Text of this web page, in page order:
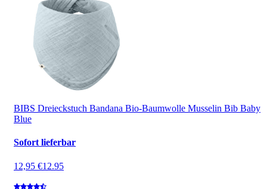
BIBS Dreieckstuch Bandana Bio-Baumwolle Musselin Bib Baby
Blue
Sofort lieferbar
12,95 €12.95